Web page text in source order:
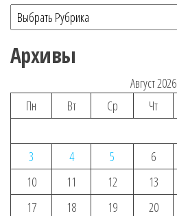
Архивы
Август 2026
Пн
Вт Ср Чт
3
4 5 6
10
11 12 13
17
18 19 20